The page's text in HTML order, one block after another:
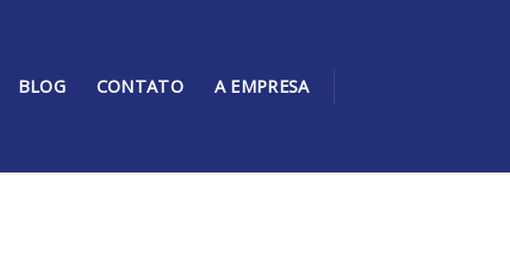
BLOG CONTATO A EMPRESA